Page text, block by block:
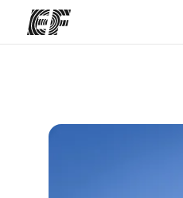
Encuentra una oficina